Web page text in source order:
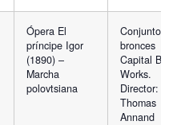
Ópera El
príncipe Igor
(1890) –
Marcha
polovtsiana
Conjunto de
bronces
Capital
Works.
Director:
Thomas
Annand